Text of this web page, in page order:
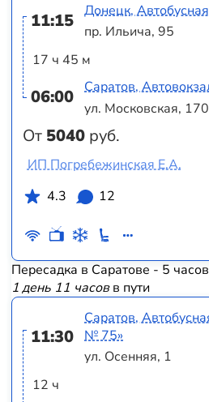
11:15
17 ч 45 м
06:00
От 5040 руб.
Донецк,
пр. Ильича, 95
Саратов,
ул. Московская, 170
ИП Погребежинская Е.А.
4.3
12
Пересадка в Саратове - 5
1 день 11 часовв пути
11:30
12 ч
Саратов,
№ 75»
ул. Осенняя, 1